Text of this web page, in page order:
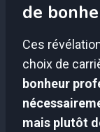
de
Ces
choix de
bonheur
mais plutôt